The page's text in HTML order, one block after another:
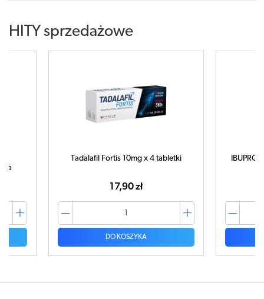
HITY sprzedażowe
IBUPROM MAX Sprint x 40 kapsułek
42,99 zł
DO KOSZYKA